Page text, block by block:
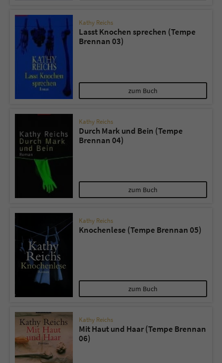
Kathy Reichs
Lasst Knochen sprechen (Tempe
Brennan 03)
zum Buch
Kathy Reichs
Durch Mark und Bein (Tempe
Brennan 04)
zum Buch
Kathy Reichs
Knochenlese (Tempe Brennan 05)
zum Buch
Kathy Reichs
Mit Haut und Haar (Tempe Brennan
06)